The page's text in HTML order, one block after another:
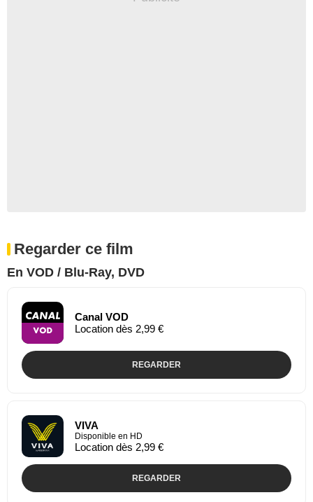
Regarder ce film
En VOD / Blu-Ray, DVD
Canal VOD
Location dès 2,99 €
REGARDER
VIVA
Disponible en HD
Location dès 2,99 €
REGARDER